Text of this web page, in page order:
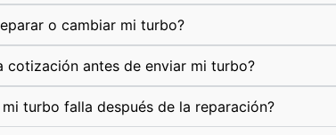
o cambiar mi turbo?
cotización antes de enviar mi turbo?
turbo falla después de la reparación?